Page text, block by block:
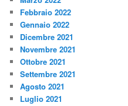
Febbraio 2022
Gennaio 2022
Dicembre 2021
Novembre 2021
Ottobre 2021
Settembre 2021
Agosto 2021
Luglio 2021